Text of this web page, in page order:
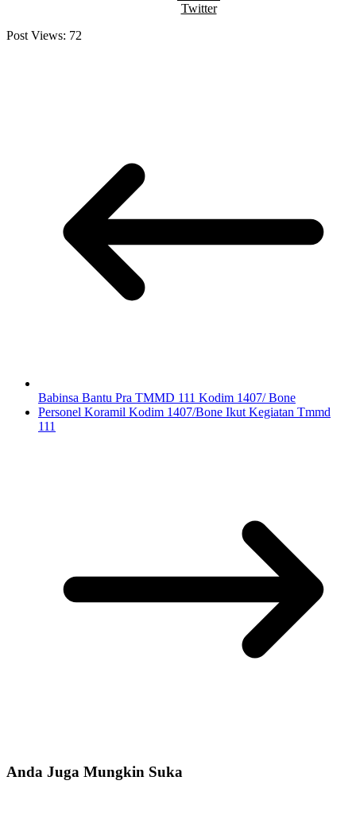
Twitter
Post Views: 72
Babinsa Bantu Pra TMMD 111 Kodim 1407/ Bone
Personel Koramil Kodim 1407/Bone Ikut Kegiatan Tmmd
111
Anda Juga Mungkin Suka